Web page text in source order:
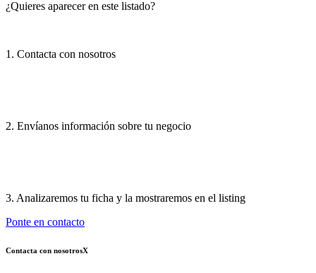
¿Quieres aparecer en este listado?
1. Contacta con nosotros
2. Envíanos información sobre tu negocio
3. Analizaremos tu ficha y la mostraremos en el listing
Ponte en contacto
Contacta con nosotrosX